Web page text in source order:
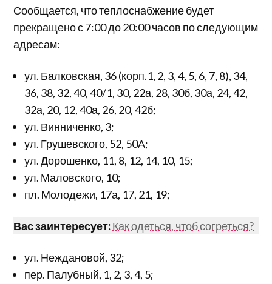
Сообщается, что теплоснабжение будет
прекращено с 7:00 до 20:00 часов по следующим
адресам:
ул. Балковская, 36 (корп.1, 2, 3, 4, 5, 6, 7, 8), 34,
36, 38, 32, 40, 40/1, 30, 22а, 28, 30б, 30а, 24, 42,
32а, 20, 12, 40а, 26, 20, 42б;
ул. Винниченко, 3;
ул. Грушевского, 52, 50А;
ул. Дорошенко, 11, 8, 12, 14, 10, 15;
ул. Маловского, 10;
пл. Молодежи, 17а, 17, 21, 19;
Вас заинтересует:Как одеться, чтоб согреться?
ул. Неждановой, 32;
пер. Палубный, 1, 2, 3, 4, 5;